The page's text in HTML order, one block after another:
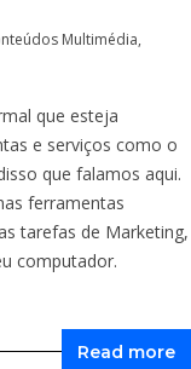
Multimédia,
que esteja
e serviços como o
que falamos aqui.
ferramentas
tarefas de Marketing,
computador.
Read more